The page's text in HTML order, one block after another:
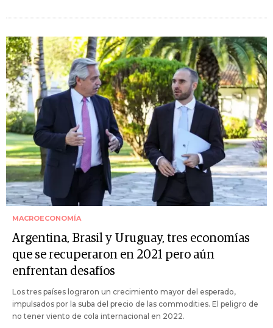
MACROECONOMÍA
Argentina, Brasil y Uruguay, tres economías
que se recuperaron en 2021 pero aún
enfrentan desafíos
Los tres países lograron un crecimiento mayor del esperado,
impulsados por la suba del precio de las commodities. El peligro de
no tener viento de cola internacional en 2022.